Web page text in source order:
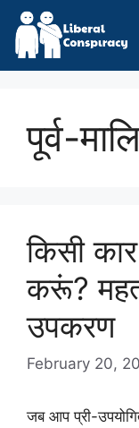
Skip
content
पूर्व-
किसी
करूं?
उपकरण
February 20,
जब आप प्री-